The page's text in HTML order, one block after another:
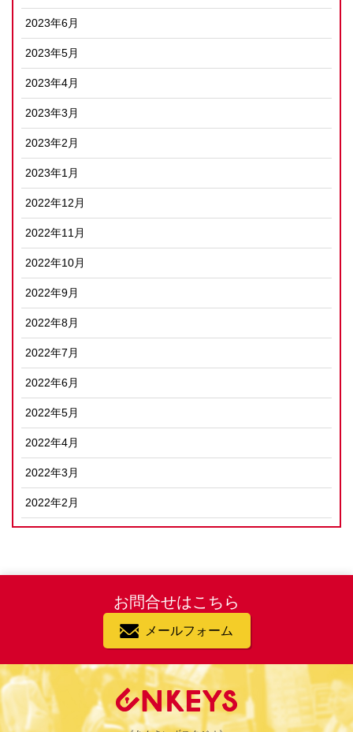
2023年6月
2023年5月
2023年4月
2023年3月
2023年2月
2023年1月
2022年12月
2022年11月
2022年10月
2022年9月
2022年8月
2022年7月
2022年6月
2022年5月
2022年4月
2022年3月
2022年2月
お問合せはこちら
メールフォーム